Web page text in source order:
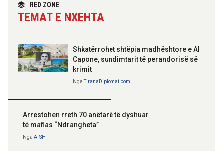
RED ZONE
TEMAT E NXEHTA
Shkatërrohet shtëpia madhështore e Al
Capone, sundimtarit të perandorisë së
krimit
NgaTiranaDiplomat.com
Arrestohen rreth 70 anëtarë të dyshuar
të mafias “Ndrangheta”
Nga ATSH